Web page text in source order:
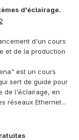
d'éclairage.
d'un cours
et de la production
est un cours
sert de guide pour
de l'éclairage, en
réseaux Ethernet...